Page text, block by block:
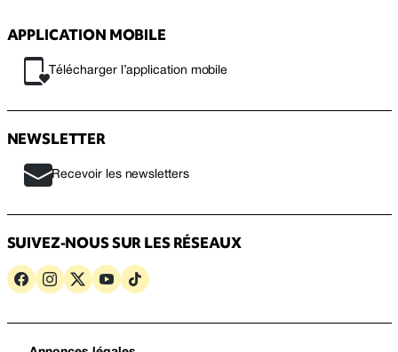
APPLICATION MOBILE
Télécharger l’application mobile
NEWSLETTER
Recevoir les newsletters
SUIVEZ-NOUS SUR LES RÉSEAUX